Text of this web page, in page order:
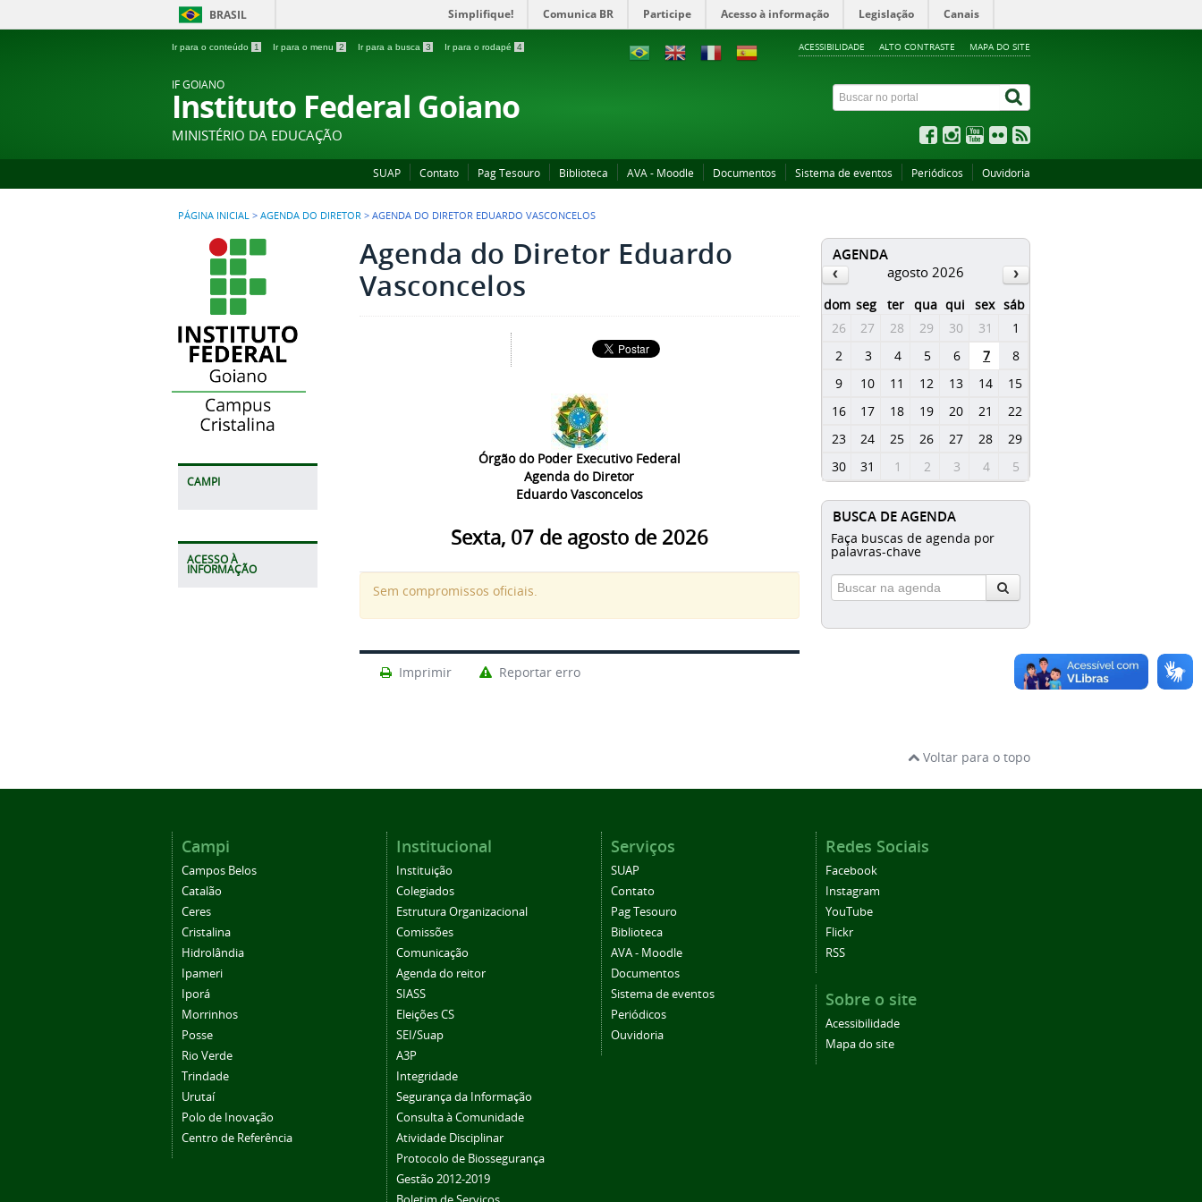
BRASIL Simplifique! Comunica BR Participe Acesso à informação Legislação Canais
Ir para o conteúdo 1 Ir para o menu 2 Ir para a busca 3 Ir para o rodapé 4 ACESSIBILIDADE ALTO CONTRASTE MAPA DO SITE
IF GOIANO
Instituto Federal Goiano
MINISTÉRIO DA EDUCAÇÃO
SUAP Contato Pag Tesouro Biblioteca AVA - Moodle Documentos Sistema de eventos Periódicos Ouvidoria
PÁGINA INICIAL > AGENDA DO DIRETOR > AGENDA DO DIRETOR EDUARDO VASCONCELOS
CAMPI
ACESSO À
INFORMAÇÃO
Agenda do Diretor Eduardo
Vasconcelos
Órgão do Poder Executivo Federal
Agenda do Diretor
Eduardo Vasconcelos
Sexta, 07 de agosto de 2026
Sem compromissos oficiais.
Imprimir Reportar erro
AGENDA
agosto 2026
dom seg ter qua qui sex sáb
26
27 28 29 30 31
1
2
3 4 5 6 7
8
9
10 11 12 13 14
15
16
17 18 19 20 21
22
23
24 25 26 27 28
29
30
31 1 2 3 4 5
BUSCA DE AGENDA
Faça buscas de agenda por
palavras-chave
Voltar para o topo
Campi
Campos Belos
Catalão
Ceres
Cristalina
Hidrolândia
Ipameri
Iporá
Morrinhos
Posse
Rio Verde
Trindade
Urutaí
Polo de Inovação
Centro de Referência
Institucional
Instituição
Colegiados
Estrutura Organizacional
Comissões
Comunicação
Agenda do reitor
SIASS
Eleições CS
SEI/Suap
A3P
Integridade
Segurança da Informação
Consulta à Comunidade
Atividade Disciplinar
Protocolo de Biossegurança
Gestão 2012-2019
Serviços
SUAP
Contato
Pag Tesouro
Biblioteca
AVA - Moodle
Documentos
Sistema de eventos
Periódicos
Ouvidoria
Redes Sociais
Facebook
Instagram
YouTube
Flickr
RSS
Sobre o site
Acessibilidade
Mapa do site